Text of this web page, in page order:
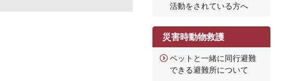
活動をされている方へ
災害時動物救護
ペットと一緒に同行避難
できる避難所について